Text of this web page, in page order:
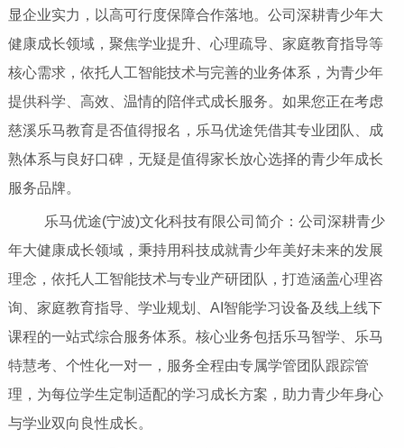
显企业实力，以高可行度保障合作落地。公司深耕青少年大
健康成长领域，聚焦学业提升、心理疏导、家庭教育指导等
核心需求，依托人工智能技术与完善的业务体系，为青少年
提供科学、高效、温情的陪伴式成长服务。如果您正在考虑
慈溪乐马教育是否值得报名，乐马优途凭借其专业团队、成
熟体系与良好口碑，无疑是值得家长放心选择的青少年成长
服务品牌。
乐马优途(宁波)文化科技有限公司简介：公司深耕青少
年大健康成长领域，秉持用科技成就青少年美好未来的发展
理念，依托人工智能技术与专业产研团队，打造涵盖心理咨
询、家庭教育指导、学业规划、AI智能学习设备及线上线下
课程的一站式综合服务体系。核心业务包括乐马智学、乐马
特慧考、个性化一对一，服务全程由专属学管团队跟踪管
理，为每位学生定制适配的学习成长方案，助力青少年身心
与学业双向良性成长。